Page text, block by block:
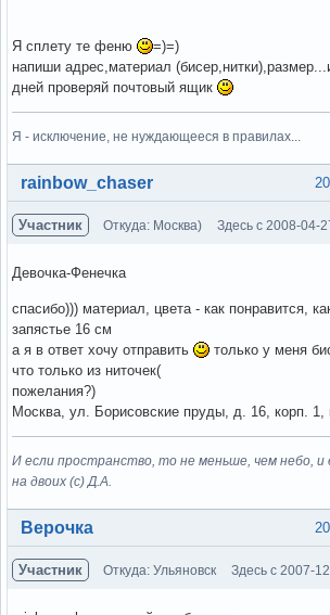
Я сплету те феню
=)=)
напиши адрес,материал
дней проверяй почтовый ящик
Я - исключение, не нуждающееся в правилах...
Вне форума
rainbow_chaser
Участник Откуда: Москва) Здесь с 2008-04-
Девочка-Фенечка
спасибо))) материал, цвета - как понравится,
запястье 16 см
а я в ответ хочу отправить
только у меня
что только из ниточек(
пожелания?)
Москва, ул. Борисовские пруды, д. 16, корп. 1,
И если пространство, то не меньше, чем небо,
на двоих (с) Д.А.
Вне форума
Верочка
Участник Откуда: Ульяновск Здесь с 2007-